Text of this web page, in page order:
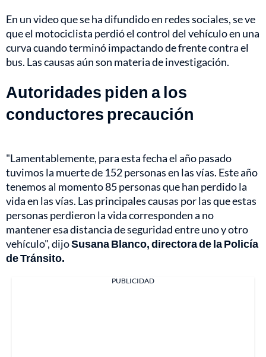
En un video que se ha difundido en redes sociales, se ve
que el motociclista perdió el control del vehículo en una
curva cuando terminó impactando de frente contra el
bus. Las causas aún son materia de investigación.
Autoridades piden a los
conductores precaución
"Lamentablemente, para esta fecha el año pasado
tuvimos la muerte de 152 personas en las vías. Este año
tenemos al momento 85 personas que han perdido la
vida en las vías. Las principales causas por las que estas
personas perdieron la vida corresponden a no
mantener esa distancia de seguridad entre uno y otro
vehículo", dijoSusana Blanco, directora de la Policía
de Tránsito.
PUBLICIDAD